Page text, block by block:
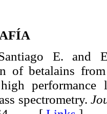
Santiago E.
of betalains
performance
spectrometry.